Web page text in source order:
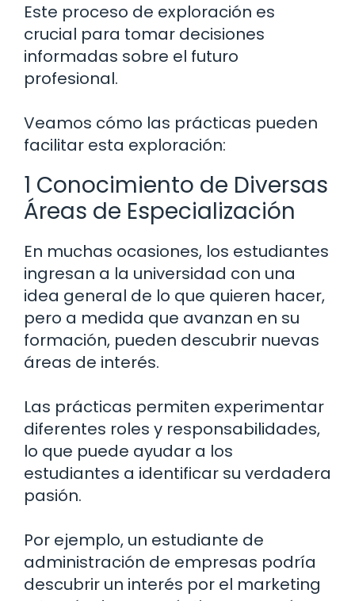
Este proceso de exploración es
crucial para tomar decisiones
informadas sobre el futuro
profesional.
Veamos cómo las prácticas pueden
facilitar esta exploración:
1 Conocimiento de Diversas
Áreas de Especialización
En muchas ocasiones, los estudiantes
ingresan a la universidad con una
idea general de lo que quieren hacer,
pero a medida que avanzan en su
formación, pueden descubrir nuevas
áreas de interés.
Las prácticas permiten experimentar
diferentes roles y responsabilidades,
lo que puede ayudar a los
estudiantes a identificar su verdadera
pasión.
Por ejemplo, un estudiante de
administración de empresas podría
descubrir un interés por el marketing